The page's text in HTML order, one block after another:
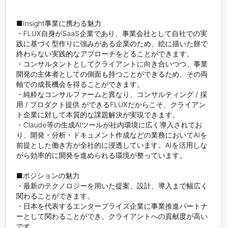
■Insight事業に携わる魅力
・FLUX自身がSaaS企業であり、事業会社として自社での実
践に基づく型作りに強みがある企業のため、絵に描いた餅で
終わらない実践的なアプローチをとることができます。
・コンサルタントとしてクライアントに向き合いつつ、事業
開発の主体者としての側面も持つことができるため、その両
軸での成長機会を得ることができます。
・純粋なコンサルファームと異なり、コンサルティング / 採
用 / プロダクト提供 ができるFLUXだからこそ、クライアン
ト企業に対して本質的な課題解決が実現できます。
・Claude等の生成AIツールが社内環境に広く導入されてお
り、開発・分析・ドキュメント作成などの業務においてAIを
前提とした働き方が全社的に浸透しています。AIを活用しな
がら効率的に開発を進められる環境が整っています。
■ポジションの魅力
・最新のテクノロジーを用いた提案、設計、導入まで幅広く
関わることができます。
・日本を代表するエンタープライズ企業に事業推進パートナ
ーとして関わることができ、クライアントへの貢献度が高い
です。